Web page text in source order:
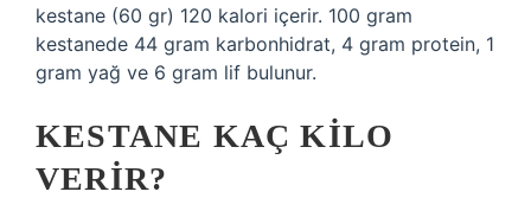
kestane (60 gr) 120 kalori içerir. 100 gram
kestanede 44 gram karbonhidrat, 4 gram protein, 1
gram yağ ve 6 gram lif bulunur.
KESTANE KAÇ KILO
VERIR?